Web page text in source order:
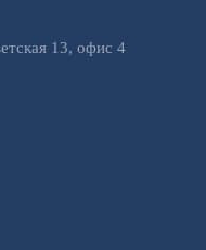
13, офис 4